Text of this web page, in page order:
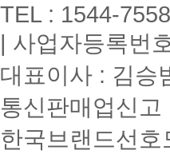
TEL : 1544-
| 사업자등록번
대표이사 : 김승
통신판매업신
한국브랜드선호